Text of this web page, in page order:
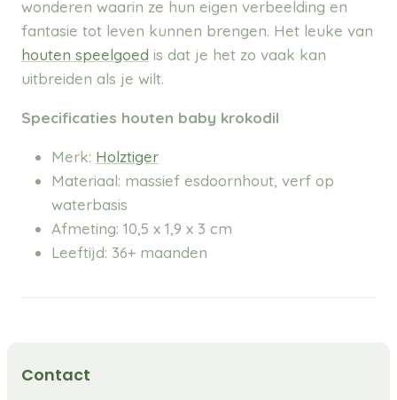
wonderen waarin ze hun eigen verbeelding en
fantasie tot leven kunnen brengen. Het leuke van
houten speelgoed is dat je het zo vaak kan
uitbreiden als je wilt.
Specificaties houten baby krokodil
Merk: Holztiger
Materiaal: massief esdoornhout, verf op
waterbasis
Afmeting: 10,5 x 1,9 x 3 cm
Leeftijd: 36+ maanden
Contact